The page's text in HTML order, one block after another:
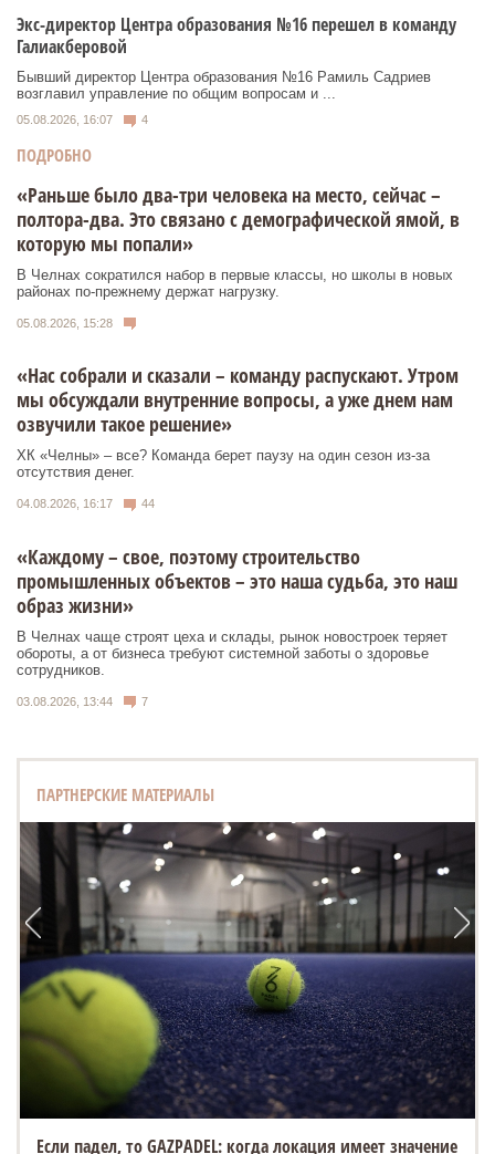
Экс-директор Центра образования №16 перешел в команду
Галиакберовой
Бывший директор Центра образования №16 Рамиль Садриев
возглавил управление по общим вопросам и ...
05.08.2026, 16:07 4
ПОДРОБНО
«Раньше было два-три человека на место, сейчас –
полтора-два. Это связано с демографической ямой, в
которую мы попали»
В Челнах сократился набор в первые классы, но школы в новых
районах по-прежнему держат нагрузку.
05.08.2026, 15:28
«Нас собрали и сказали – команду распускают. Утром
мы обсуждали внутренние вопросы, а уже днем нам
озвучили такое решение»
ХК «Челны» – все? Команда берет паузу на один сезон из-за
отсутствия денег.
04.08.2026, 16:17 44
«Каждому – свое, поэтому строительство
промышленных объектов – это наша судьба, это наш
образ жизни»
В Челнах чаще строят цеха и склады, рынок новостроек теряет
обороты, а от бизнеса требуют системной заботы о здоровье
сотрудников.
03.08.2026, 13:44 7
ПАРТНЕРСКИЕ МАТЕРИАЛЫ
Если падел, то GAZPADEL: когда локация имеет значение